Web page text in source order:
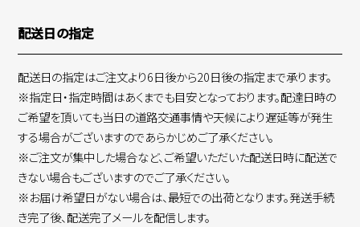
配送日の指定
配送日の指定はご注文より6日後から20日後の指定まで承ります。
※指定日・指定時間はあくまでも目安となっております。配達日時の
ご希望を頂いても当日の道路交通事情や天候により遅延等が発生
する場合がございますのであらかじめご了承ください。
※ご注文が集中した場合など、ご希望いただいた配送日時に配送で
きない場合もございますのでご了承ください。
※お届け希望日がない場合は、最短での出荷となります。発送手続
き完了後、配送完了メールを配信します。